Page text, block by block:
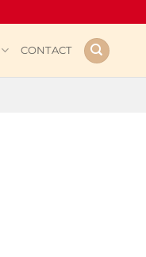
CONTACT